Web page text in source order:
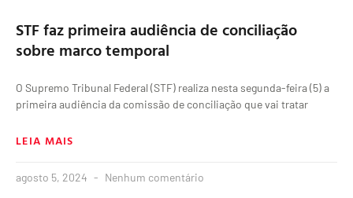
STF faz primeira audiência de conciliação
sobre marco temporal
O Supremo Tribunal Federal (STF) realiza nesta segunda-feira (5) a
primeira audiência da comissão de conciliação que vai tratar
LEIA MAIS
agosto 5, 2024 Nenhum comentário